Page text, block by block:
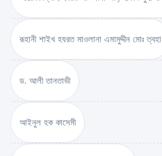
রূহানী শাইখ হযরত মাওলানা এমামুদ্দীন মোঃ ত্বহা
ড. আলী তানতাভী
আইনুল হক কাসেমী